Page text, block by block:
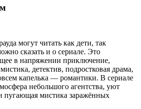
могут читать как дети, так
сказать и о сериале. Это
в напряжении приключение,
детектив, подростковая драма,
капелька — романтики. В сериале
небольшого агентства, уют
пугающая мистика заражённых